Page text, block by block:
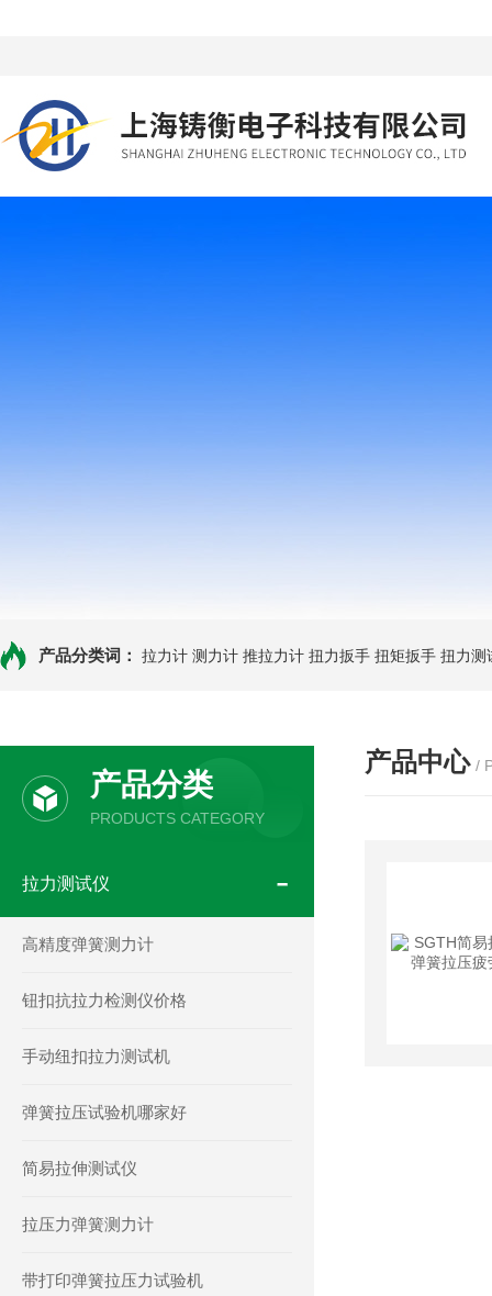
产品分类词： 拉力计 测力计 推拉力计 扭力扳手 扭矩扳手 扭力测
产品分类
PRODUCTS CATEGORY
拉力测试仪
高精度弹簧测力计
钮扣抗拉力检测仪价格
手动纽扣拉力测试机
弹簧拉压试验机哪家好
简易拉伸测试仪
拉压力弹簧测力计
带打印弹簧拉压力试验机
产品中心 /